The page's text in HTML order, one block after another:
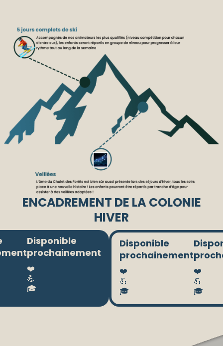
ENCADREMENT DE LA COLONIE
HIVER
Disponible
prochainement
❤️
💪
🎓
Disponible
prochainement
❤️
💪
🎓
❤️
💪
🎓